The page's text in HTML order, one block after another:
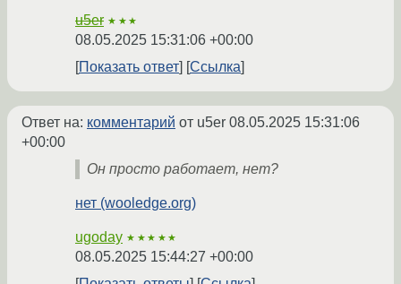
u5er ★★★
08.05.2025 15:31:06 +00:00
Показать ответ
Ссылка
Ответ на: комментарий от u5er 08.05.2025 15:31:06
+00:00
Он просто работает, нет?
нет (wooledge.org)
ugoday ★★★★★
08.05.2025 15:44:27 +00:00